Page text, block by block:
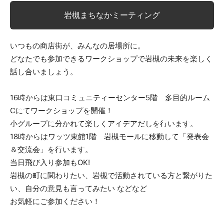
岩槻まちなかミーティング
いつもの商店街が、みんなの居場所に。
どなたでも参加できるワークショップで岩槻の未来を楽しく
話し合いましょう。
16時からは東口コミュニティーセンター5階 多目的ルーム
Cにてワークショップを開催！
小グループに分かれて楽しくアイデアだしを行います。
18時からはワッツ東館1階 岩槻モールに移動して「発表会
＆交流会」を行います。
当日飛び入り参加もOK!
岩槻の町に関わりたい、岩槻で活動されている方と繋がりた
い、自分の意見も言ってみたい などなど
お気軽にご参加ください！